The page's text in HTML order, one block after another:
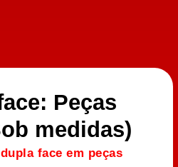
Peças
medidas)
face em peças